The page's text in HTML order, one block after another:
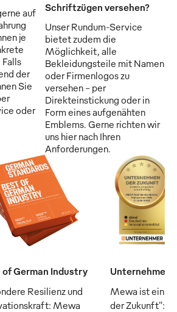
auf
je
der
Sie
oder
Schriftzügen versehen?
Unser Rundum-Service
bietet zudem die
Möglichkeit, alle
Bekleidungsteile mit Namen
oder Firmenlogos zu
versehen - per
Direkteinstickung oder in
Form eines aufgenähten
Emblems. Gerne richten wir
uns hier nach Ihren
Anforderungen.
of German Industry
Resilienz und
Mewa
Unternehmen
Mewa ist ein
der Zukunft":